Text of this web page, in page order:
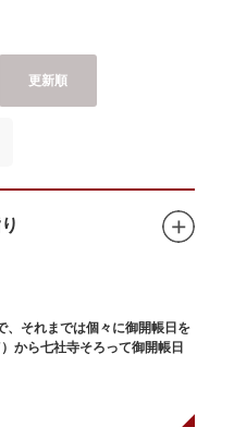
更新順
、それまでは個々に御開帳日を
から七社寺そろって御開帳日